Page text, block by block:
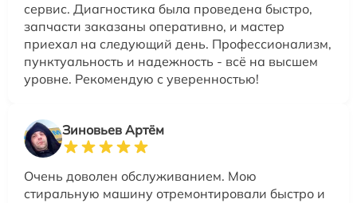
сервис. Диагностика была проведена быстро,
запчасти заказаны оперативно, и мастер
приехал на следующий день. Профессионализм,
пунктуальность и надежность - всё на высшем
уровне. Рекомендую с уверенностью!
Зиновьев Артём
Очень доволен обслуживанием. Мою
стиральную машину отремонтировали быстро и